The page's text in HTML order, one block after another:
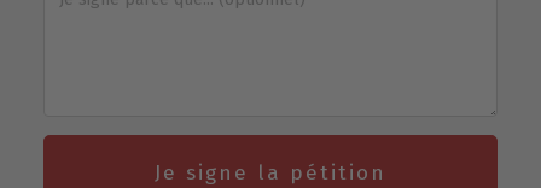
Je signe la pétition